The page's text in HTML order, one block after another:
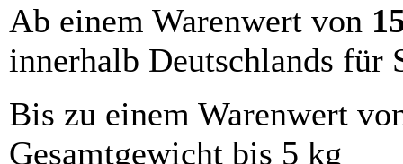
Ab einem Warenwert von
innerhalb Deutschlands für
Bis zu einem Warenwert
Gesamtgewicht bis 5 kg